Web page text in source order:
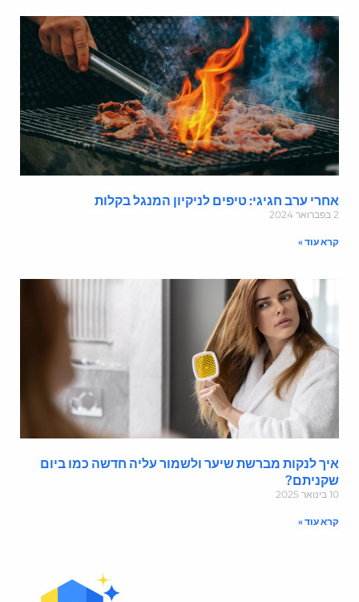
ערב חגיגי: טיפים לניקיון המנגל בקלות
עוד »
לנקות מברשת שיער ולשמור עליה חדשה כמו ביום
עוד »